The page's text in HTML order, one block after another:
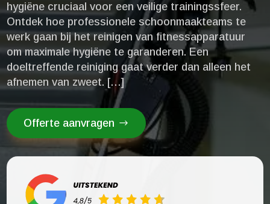
hygiëne cruciaal voor een veilige trainingssfeer.​
Ontdek hoe professionele schoonmaakteams te
werk gaan bij het reinigen van fitnessapparatuur
om maximale hygiëne te garanderen.​ Een
doeltreffende reiniging gaat verder dan alleen het
afnemen van zweet.​ […]
Offerte aanvragen